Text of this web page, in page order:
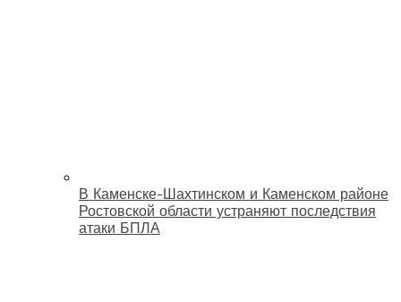
В Каменске-Шахтинском и Каменском районе
Ростовской области устраняют последствия
атаки БПЛА